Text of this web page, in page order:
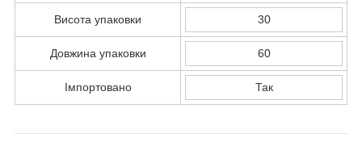
Висота упаковки 30
Довжина упаковки 60
Імпортовано Так